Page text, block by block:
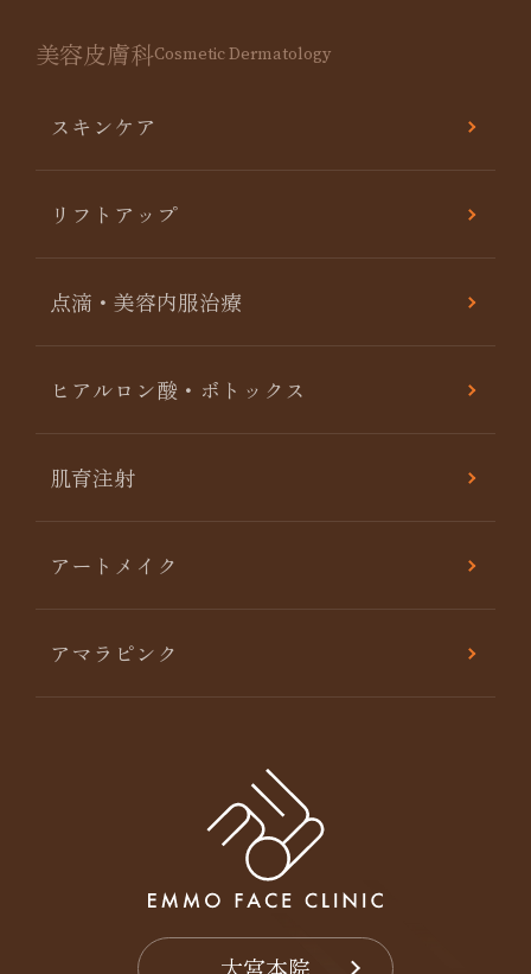
美容皮膚科Cosmetic Dermatology
スキンケア
リフトアップ
点滴・美容内服治療
ヒアルロン酸・ボトックス
肌育注射
アートメイク
アマラピンク